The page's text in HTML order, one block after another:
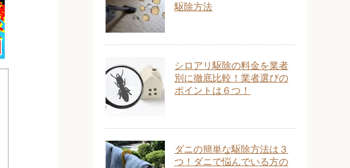
駆除方法
シロアリ駆除の料金を業者
別に徹底比較！業者選びの
ポイントは６つ！
ダニの簡単な駆除方法は３
つ！ダニで悩んでいる方の